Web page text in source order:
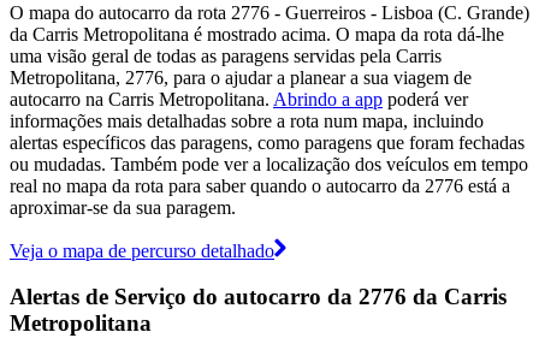
O mapa do autocarro da rota 2776 - Guerreiros - Lisboa (C. Grande)
da Carris Metropolitana é mostrado acima. O mapa da rota dá-lhe
uma visão geral de todas as paragens servidas pela Carris
Metropolitana, 2776, para o ajudar a planear a sua viagem de
autocarro na Carris Metropolitana. Abrindo a app poderá ver
informações mais detalhadas sobre a rota num mapa, incluindo
alertas específicos das paragens, como paragens que foram fechadas
ou mudadas. Também pode ver a localização dos veículos em tempo
real no mapa da rota para saber quando o autocarro da 2776 está a
aproximar-se da sua paragem.
Veja o mapa de percurso detalhado
Alertas de Serviço do autocarro da 2776 da Carris
Metropolitana